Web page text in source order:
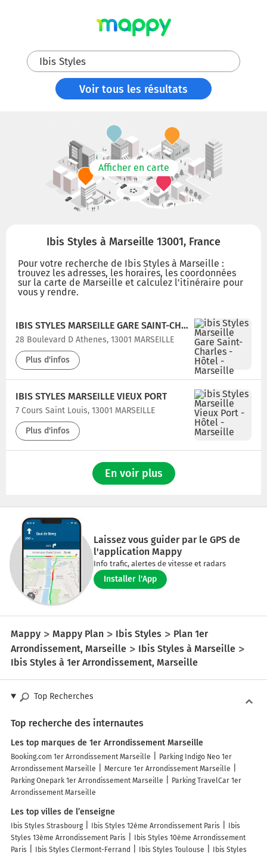
Ibis Styles
Voir tous les résultats
Afficher en carte
Ibis Styles à Marseille 13001, France
Pour votre recherche de Ibis Styles à Marseille :
trouvez les adresses, les horaires, les coordonnées
sur la carte de Marseille et calculez l'itinéraire pour
vous y rendre.
IBIS STYLES MARSEILLE GARE SAINT-CHARLES
28 Boulevard D Athenes, 13001 MARSEILLE
Plus d'infos
IBIS STYLES MARSEILLE VIEUX PORT
7 Cours Saint Louis, 13001 MARSEILLE
Plus d'infos
En voir plus
Laissez vous guider par le GPS de
l'application Mappy
Info trafic, alertes de vitesse et radars
Installer l'App
Mappy Mappy Plan Ibis Styles
Plan 1er
Arrondissement, Marseille
Ibis Styles à Marseille
Ibis Styles à 1er Arrondissement, Marseille
Top Recherches
Top recherche des internautes
Les top marques de 1er Arrondissement Marseille
Booking.com 1er Arrondissement Marseille
Parking Indigo Neo 1er
Arrondissement Marseille
Mercure 1er Arrondissement Marseille
Parking Onepark 1er Arrondissement Marseille
Parking TravelCar 1er
Arrondissement Marseille
Les top villes de l’enseigne
Ibis Styles Strasbourg Ibis Styles 12ème Arrondissement Paris
Ibis
Styles 13ème Arrondissement Paris
Ibis Styles 10ème Arrondissement
Paris
Ibis Styles Clermont-Ferrand Ibis Styles Toulouse
Ibis Styles